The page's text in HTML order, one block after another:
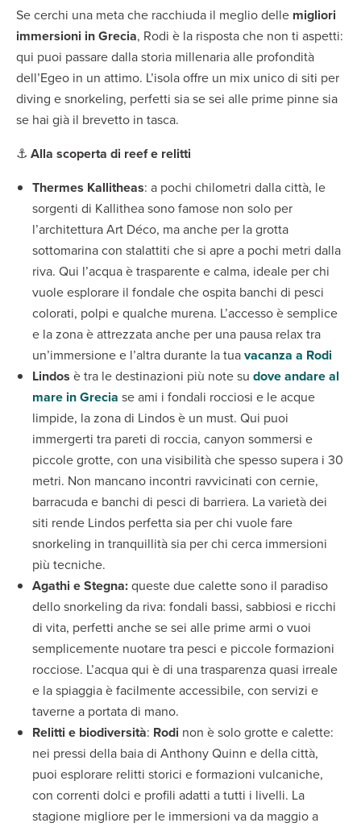
Se cerchi una meta che racchiuda il meglio delle migliori
immersioni in Grecia, Rodi è la risposta che non ti aspetti:
qui puoi passare dalla storia millenaria alle profondità
dell’Egeo in un attimo. L’isola offre un mix unico di siti per
diving e snorkeling, perfetti sia se sei alle prime pinne sia
se hai già il brevetto in tasca.
⚓ Alla scoperta di reef e relitti
Thermes Kallitheas: a pochi chilometri dalla città, le
sorgenti di Kallithea sono famose non solo per
l’architettura Art Déco, ma anche per la grotta
sottomarina con stalattiti che si apre a pochi metri dalla
riva. Qui l’acqua è trasparente e calma, ideale per chi
vuole esplorare il fondale che ospita banchi di pesci
colorati, polpi e qualche murena. L’accesso è semplice
e la zona è attrezzata anche per una pausa relax tra
un’immersione e l’altra durante la tuavacanza a Rodi
Lindos è tra le destinazioni più note su dove andare al
mare in Grecia se ami i fondali rocciosi e le acque
limpide, la zona di Lindos è un must. Qui puoi
immergerti tra pareti di roccia, canyon sommersi e
piccole grotte, con una visibilità che spesso supera i 30
metri. Non mancano incontri ravvicinati con cernie,
barracuda e banchi di pesci di barriera. La varietà dei
siti rende Lindos perfetta sia per chi vuole fare
snorkeling in tranquillità sia per chi cerca immersioni
più tecniche.
Agathi e Stegna:queste due calette sono il paradiso
dello snorkeling da riva: fondali bassi, sabbiosi e ricchi
di vita, perfetti anche se sei alle prime armi o vuoi
semplicemente nuotare tra pesci e piccole formazioni
rocciose. L’acqua qui è di una trasparenza quasi irreale
e la spiaggia è facilmente accessibile, con servizi e
taverne a portata di mano.
Relitti e biodiversità: Rodi non è solo grotte e calette:
nei pressi della baia di Anthony Quinn e della città,
puoi esplorare relitti storici e formazioni vulcaniche,
con correnti dolci e profili adatti a tutti i livelli. La
stagione migliore per le immersioni va da maggio a